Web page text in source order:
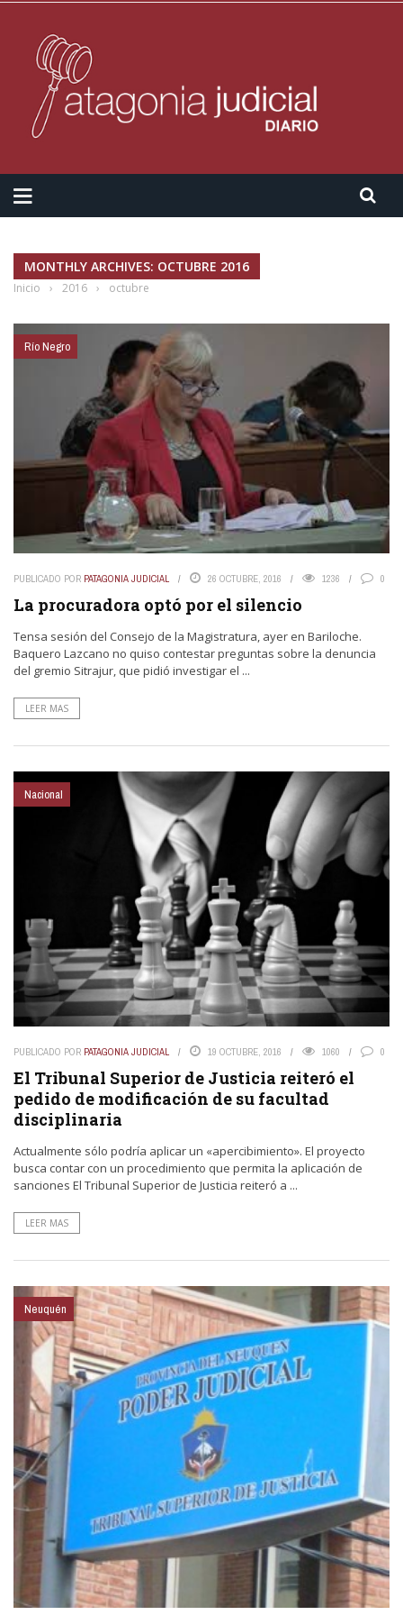
MONTHLY ARCHIVES: OCTUBRE 2016
Inicio › 2016 › octubre
Río Negro
PUBLICADO POR PATAGONIA JUDICIAL 26 OCTUBRE, 2016 1236 0
La procuradora optó por el silencio
Tensa sesión del Consejo de la Magistratura, ayer en Bariloche.
Baquero Lazcano no quiso contestar preguntas sobre la denuncia
del gremio Sitrajur, que pidió investigar el ...
LEER MAS
Nacional
PUBLICADO POR PATAGONIA JUDICIAL 19 OCTUBRE, 2016 1060 0
El Tribunal Superior de Justicia reiteró el
pedido de modificación de su facultad
disciplinaria
Actualmente sólo podría aplicar un «apercibimiento». El proyecto
busca contar con un procedimiento que permita la aplicación de
sanciones El Tribunal Superior de Justicia reiteró a ...
LEER MAS
Neuquén